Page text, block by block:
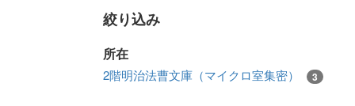
絞り込み
所在
2階明治法曹文庫（マイクロ室集密） 3